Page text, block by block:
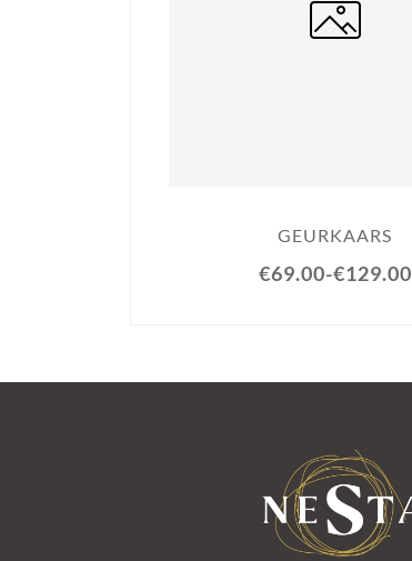
GEURKAARS
€69.00-€129.00